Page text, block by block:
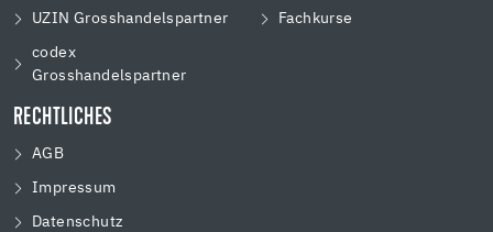
UZIN Grosshandelspartner
codex
Grosshandelspartner
Fachkurse
RECHTLICHES
AGB
Impressum
Datenschutz